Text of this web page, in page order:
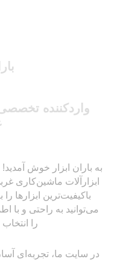
واردکننده
به باران ابزار خوش
ابزارآلات ماشین‌کاری
باکیفیت‌ترین ابزارها
می‌توانید به راحتی و با
را
در سایت ما، تجربه‌ای